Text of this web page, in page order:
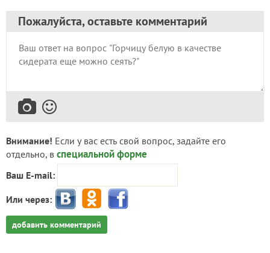
Пожалуйста, оставьте комментарий
Внимание! Если у вас есть свой вопрос, задайте его
отдельно, в специальной форме
Ваш E-mail:
Или через:
добавить комментарий